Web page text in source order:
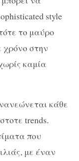
style
το μαύρο
χρόνο στην
καμία
κάθε
trends.
που
με έναν